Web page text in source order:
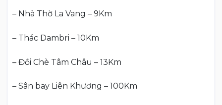
– Nhà Thờ La Vang – 9Km
– Thác Dambri – 10Km
– Đồi Chè Tâm Châu – 13Km
– Sân bay Liên Khương – 100Km